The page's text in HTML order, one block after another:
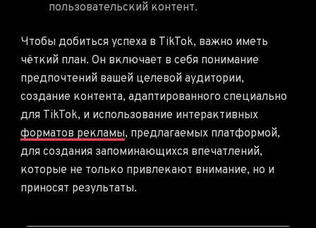
пользовательский контент.
Чтобы добиться успеха в TikTok, важно иметь
чёткий план. Он включает в себя понимание
предпочтений вашей целевой аудитории,
создание контента, адаптированного специально
для TikTok, и использование интерактивных
форматов рекламы, предлагаемых платформой,
для создания запоминающихся впечатлений,
которые не только привлекают внимание, но и
приносят результаты.